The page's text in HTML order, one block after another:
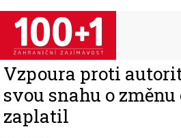
Přejít
hlavnímu
obsahu
Vzpoura proti
svou snahu o
zaplatil